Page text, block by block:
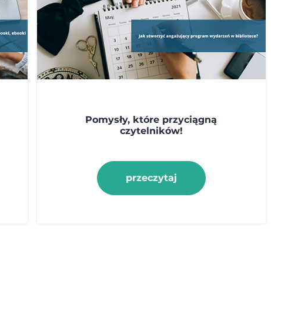
Pomysły, które przyciągną
czytelników!
przeczytaj